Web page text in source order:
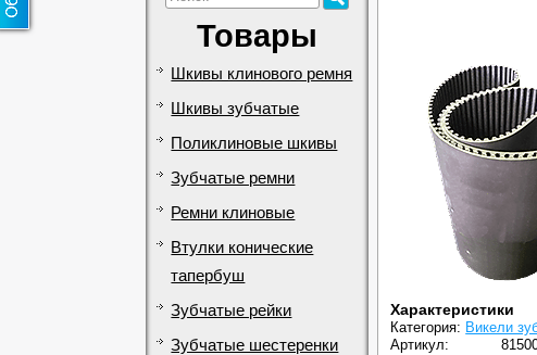
Товары
Шкивы клинового ремня
Шкивы зубчатые
Поликлиновые шкивы
Зубчатые ремни
Ремни клиновые
Втулки конические
тапербуш
Зубчатые рейки
Зубчатые шестеренки
Характеристики
Категория: Викели
Артикул: